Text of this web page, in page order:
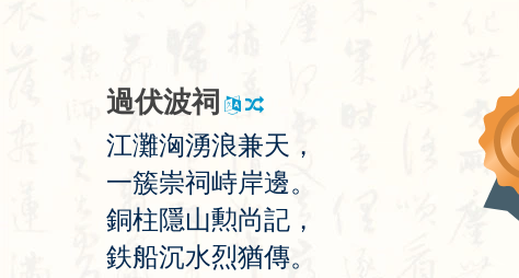
過伏波祠
江灘洶湧浪兼天 ，
一簇崇祠峙岸邊。
銅柱隱山勲尚記 ，
鉄船沉水烈猶傳。